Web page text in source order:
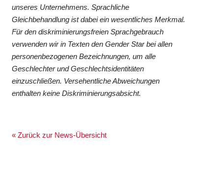
unseres Unternehmens. Sprachliche
Gleichbehandlung ist dabei ein wesentliches Merkmal.
Für den diskriminierungsfreien Sprachgebrauch
verwenden wir in Texten den Gender Star bei allen
personenbezogenen Bezeichnungen, um alle
Geschlechter und Geschlechtsidentitäten
einzuschließen. Versehentliche Abweichungen
enthalten keine Diskriminierungsabsicht.
« Zurück zur News-Übersicht